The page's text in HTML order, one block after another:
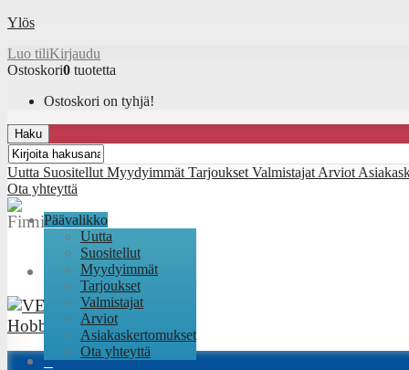
Ylös
Luo tiliKirjaudu
Ostoskori0 tuotetta
Ostoskori on tyhjä!
Haku
Uutta Suositellut Myydyimmät Tarjoukset Valmistajat Arviot
Ota yhteyttä
Päävalikko
Uutta
Suositellut
Myydyimmät
Tarjoukset
Valmistajat
Arviot
Asiakaskertomukset
Ota yhteyttä